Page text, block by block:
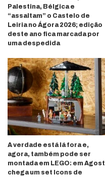
Palestina, Bélgica e
“assaltam” o Castelo de
Leiria no Ágora 2026; edição
deste ano fica marcada por
uma despedida
A verdade está lá fora e,
agora, também pode ser
montada em LEGO: em
chega um set Icons de